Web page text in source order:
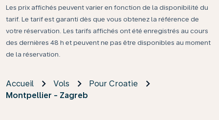
Les prix affichés peuvent varier en fonction de la disponibilité du
tarif. Le tarif est garanti dès que vous obtenez la référence de
votre réservation. Les tarifs affichés ont été enregistrés au cours
des dernières 48 h et peuvent ne pas être disponibles au moment
de la réservation.
Accueil Vols
Pour Croatie
Montpellier - Zagreb